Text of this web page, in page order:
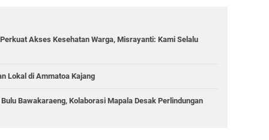
Akses Kesehatan Warga, Misrayanti: Kami Selalu
Lokal di Ammatoa Kajang
Bawakaraeng, Kolaborasi Mapala Desak Perlindungan